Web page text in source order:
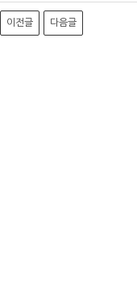
이전글 다음글